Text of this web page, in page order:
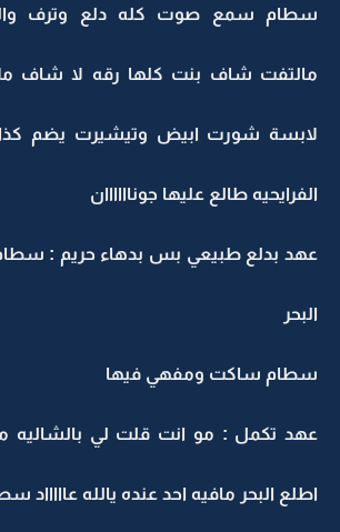
سطام سمع صوت كله دلع وترف
مالتفت شاف بنت كلها رقه لا شاف
لابسة شورت ابيض وتيشيرت يضم كذا
الفرايحيه طالع عليها جوناااااان
عهد بدلع طبيعي بس بدهاء حريم : سطام
البحر
سطام ساكت ومفهي فيها
عهد تكمل : مو انت قلت لي بالشاليه
اطلع البحر مافيه احد عنده يالله عاااااد